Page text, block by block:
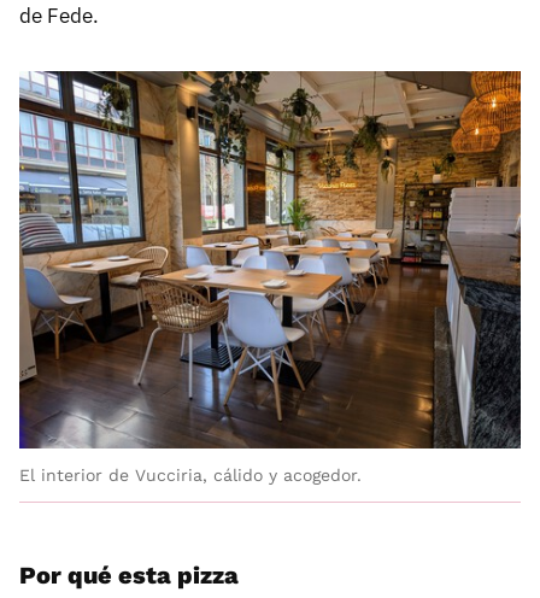
de Fede.
El interior de Vucciria, cálido y acogedor.
Por qué esta pizza